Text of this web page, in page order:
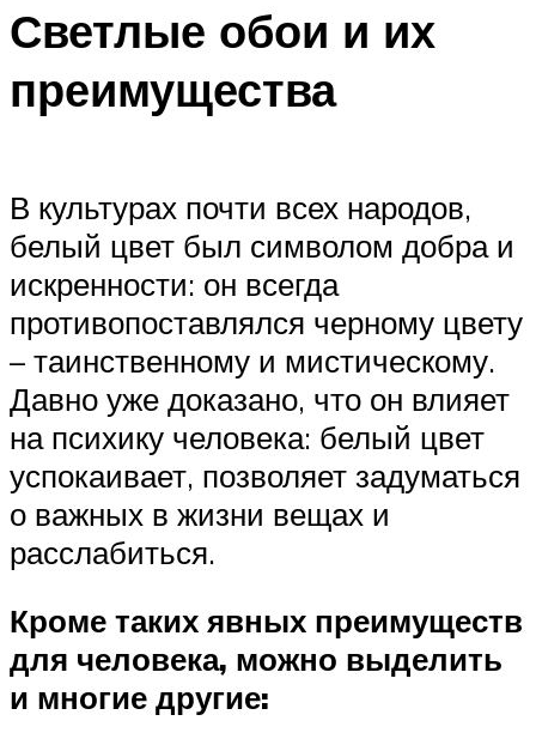
Светлые обои и их
преимущества
В культурах почти всех народов,
белый цвет был символом добра и
искренности: он всегда
противопоставлялся черному цвету
– таинственному и мистическому.
Давно уже доказано, что он влияет
на психику человека: белый цвет
успокаивает, позволяет задуматься
о важных в жизни вещах и
расслабиться.
Кроме таких явных преимуществ
для человека, можно выделить
и многие другие: